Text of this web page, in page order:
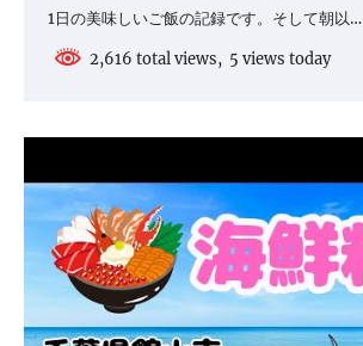
1日の美味しいご飯の記録です。そして朝以…
2,616 total views, 5 views today